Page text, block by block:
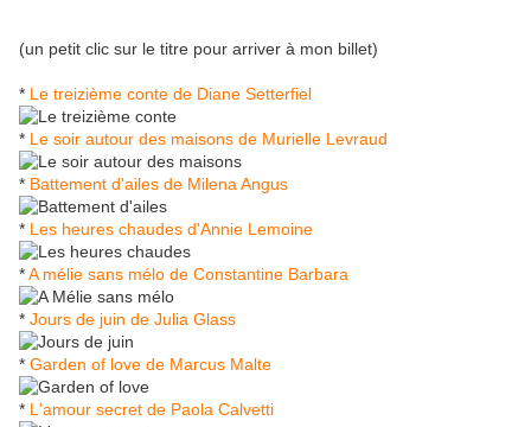
(un petit clic sur le titre pour arriver à mon billet)
* Le treizième conte de Diane Setterfiel
* Le soir autour des maisons de Murielle Levraud
* Battement d'ailes de Milena Angus
* Les heures chaudes d'Annie Lemoine
*A mélie sans mélo de Constantine Barbara
* Jours de juin de Julia Glass
* Garden of love de Marcus Malte
* L'amour secret de Paola Calvetti